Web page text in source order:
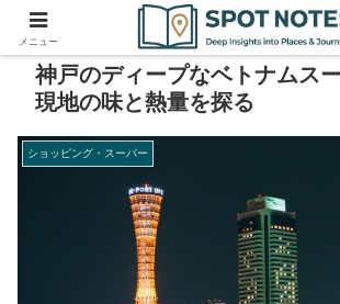
神戸のディープなベトナムス
現地の味と熱量を探る
ショッピング・スーパー
メニュー